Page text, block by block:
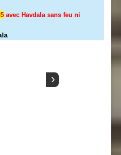
avec Havdala sans feu ni
›